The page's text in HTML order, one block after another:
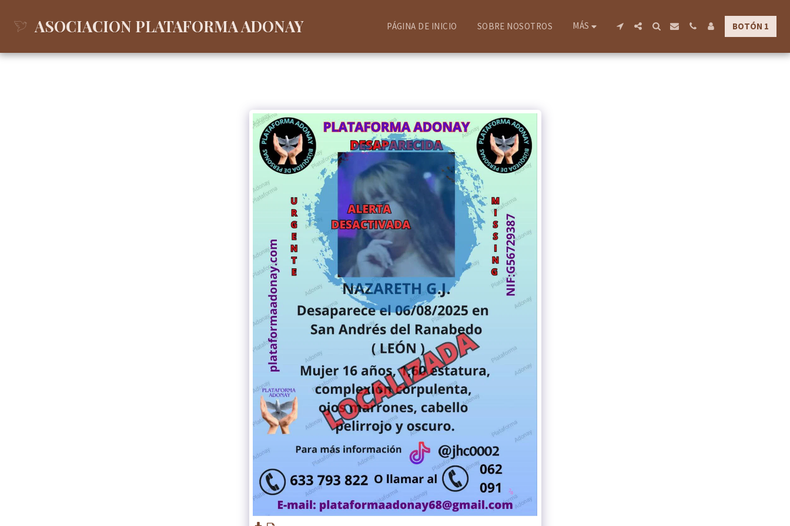
ASOCIACION PLATAFORMA ADONAY PÁGINA DE INICIO SOBRE NOSOTROS MÁS BOTÓN 1